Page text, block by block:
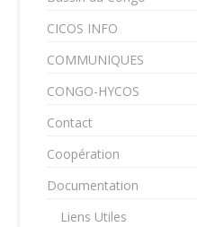
CICOS INFO
COMMUNIQUES
CONGO-HYCOS
Contact
Coopération
Documentation
Liens Utiles